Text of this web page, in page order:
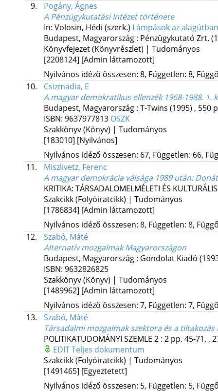
9.
Pogány, Ágnes
A Pénzügykutatási Intézet története
In: Volosin, Hédi (szerk.) Lámpások az
Budapest, Magyarország : Pénzügykutató Zrt.
Könyvfejezet (Könyvrészlet) | Tudományos
[2208124] [Admin láttamozott]
Nyilvános idéző összesen: 8, Független: 8,
10.
Csizmadia, E
A magyar demokratikus ellenzék 1968-1988. 1.
Budapest, Magyarország : T-Twins (1995) , 550
ISBN: 9637977813 OSZK
Szakkönyv (Könyv) | Tudományos
[183010] [Nyilvános]
Nyilvános idéző összesen: 67, Független: 66,
11.
Miszlivetz, Ferenc
A magyar demokrácia válsága 1989 után:
KRITIKA: TÁRSADALOMELMÉLETI ÉS
Szakcikk (Folyóiratcikk) | Tudományos
[1786834] [Admin láttamozott]
Nyilvános idéző összesen: 8, Független: 8,
12.
Szabó, Máté
Alternatív mozgalmak Magyarországon
Budapest, Magyarország : Gondolat Kiadó
ISBN: 9632826825
Szakkönyv (Könyv) | Tudományos
[1489962] [Admin láttamozott]
Nyilvános idéző összesen: 7, Független: 7,
13.
Szabó, Máté
Társadalmi mozgalmak szektora és a
POLITIKATUDOMÁNYI SZEMLE 2: 2 pp. 45-71. ,
EDITTeljes dokumentum
Szakcikk (Folyóiratcikk) | Tudományos
[1491465] [Egyeztetett]
Nyilvános idéző összesen: 5, Független: 5,